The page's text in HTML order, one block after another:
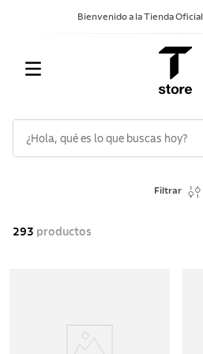
Bienvenido a la Tienda Oficial
Filtrar
293 productos
2 .
sarten